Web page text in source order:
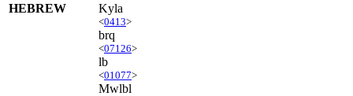
HEBREW Kyla
<0413>
brq
<07126>
lb
<01077>
Mwlbl